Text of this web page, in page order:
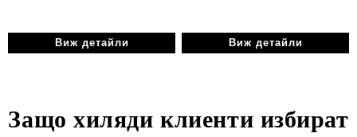
Виж детайли Виж детайли
Защо хиляди клиенти избират